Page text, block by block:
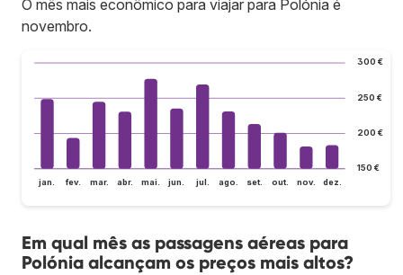
O mês mais econômico para viajar para Polónia é
novembro.
150 €
200 €
250 €
300 €
jan. fev. mar. abr. mai. jun. jul. ago. set. out. nov. dez.
Em qual mês as passagens aéreas para
Polónia alcançam os preços mais altos?